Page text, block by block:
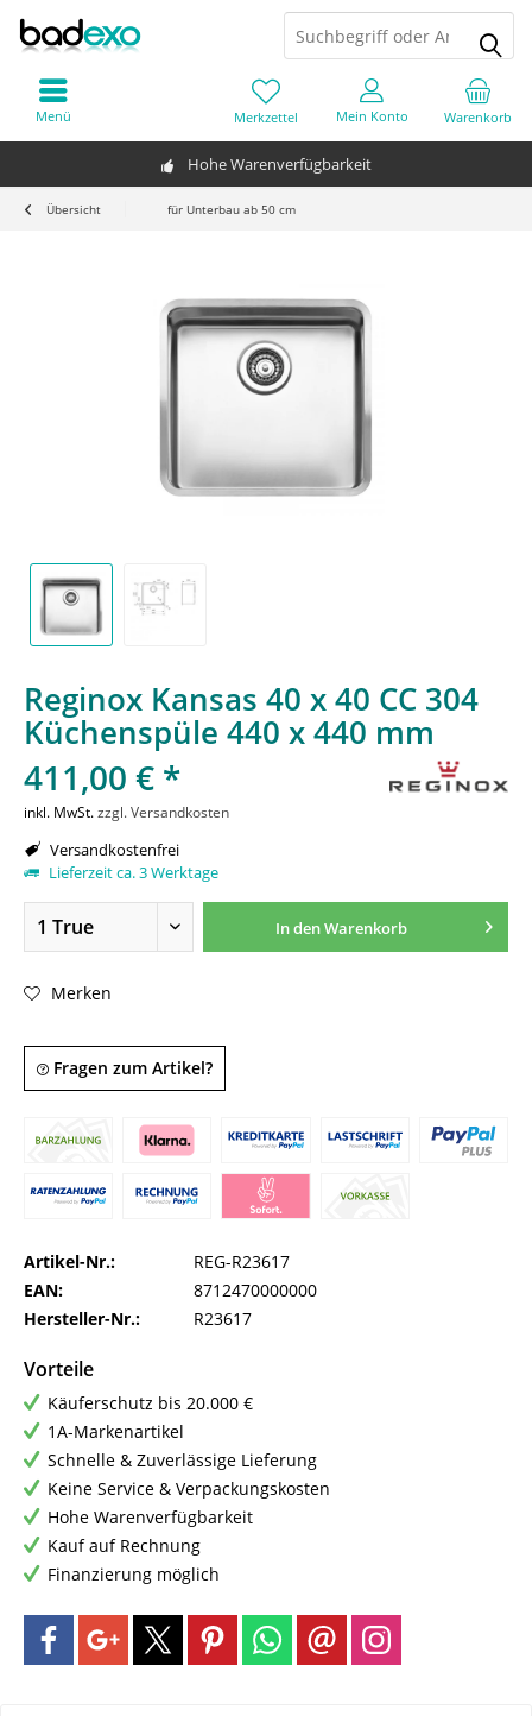
Hohe Warenverfügbarkeit
Warenkorb
Merkzettel Mein Konto
Menü
Übersicht für Unterbau ab 50 cm
Reginox Kansas 40 x 40 CC 304
Küchenspüle 440 x 440 mm
411,00 € *
inkl. MwSt.zzgl. Versandkosten
Versandkostenfrei
Lieferzeit ca. 3 Werktage
In denWarenkorb
Merken
Fragen zum Artikel?
Artikel-Nr.:
REG-R23617
EAN:
8712470000000
Hersteller-Nr.:
R23617
Vorteile
Käuferschutz bis 20.000 €
1A-Markenartikel
Schnelle & Zuverlässige Lieferung
Keine Service & Verpackungskosten
Hohe Warenverfügbarkeit
Kauf auf Rechnung
Finanzierung möglich